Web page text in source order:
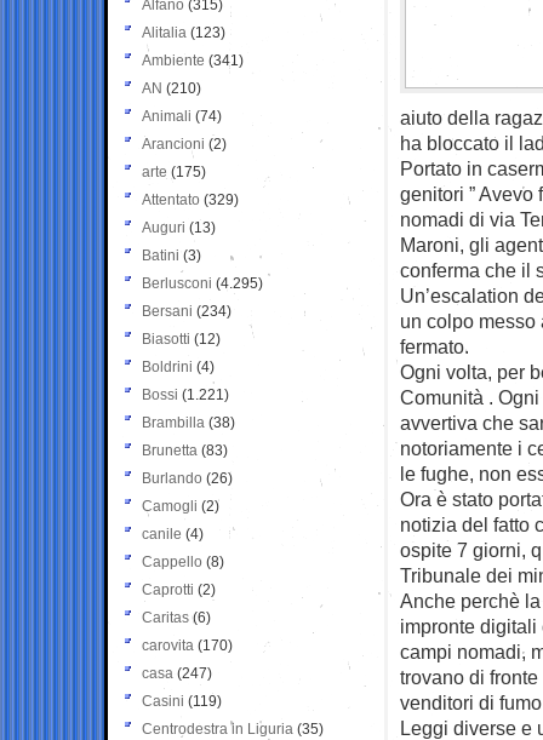
aiuto della
ha bloccato il
Portato in
genitori ” Avevo
nomadi di via
Maroni, gli
conferma che il
Un’escalation
un colpo
fermato.
Ogni volta, per
Comunità .
avvertiva che
notoriamente i
le fughe, non
Ora è stato
notizia del fatto
ospite 7 giorni,
Tribunale dei
Anche perchè
impronte
campi nomadi,
trovano di
venditori di
Leggi diverse e
Alfano (315)
Alitalia (123)
Ambiente (341)
AN (210)
Animali (74)
Arancioni (2)
arte (175)
Attentato (329)
Auguri (13)
Batini (3)
Berlusconi (4.295)
Bersani (234)
Biasotti (12)
Boldrini (4)
Bossi (1.221)
Brambilla (38)
Brunetta (83)
Burlando (26)
Camogli (2)
canile (4)
Cappello (8)
Caprotti (2)
Caritas (6)
carovita (170)
casa (247)
Casini (119)
Centrodestra in Liguria (35)